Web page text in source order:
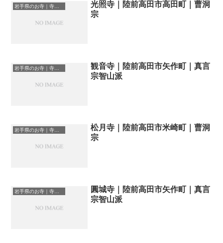
岩手県のお寺｜寺院一覧
光照寺｜陸前高田市高田町｜曹洞
宗
岩手県のお寺｜寺院一覧
観音寺｜陸前高田市矢作町｜真言
宗智山派
岩手県のお寺｜寺院一覧
松月寺｜陸前高田市米崎町｜曹洞
宗
岩手県のお寺｜寺院一覧
圓城寺｜陸前高田市矢作町｜真言
宗智山派